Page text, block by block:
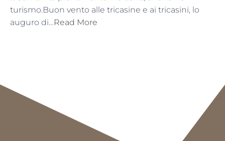
turismo.Buon vento alle tricasine e ai tricasini, lo
auguro di…Read More